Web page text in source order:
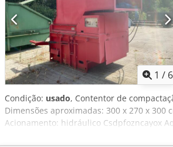
1 / 6
Condição: usado, Contentor de
Dimensões aproximadas: 300 x 270 x 300
Acionamento: hidráulico Csdpfozncayox
compactação e painel de controlo